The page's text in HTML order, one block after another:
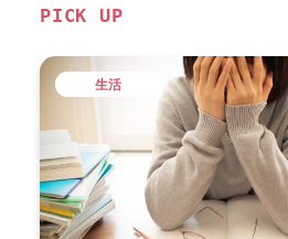
PICK UP
生活